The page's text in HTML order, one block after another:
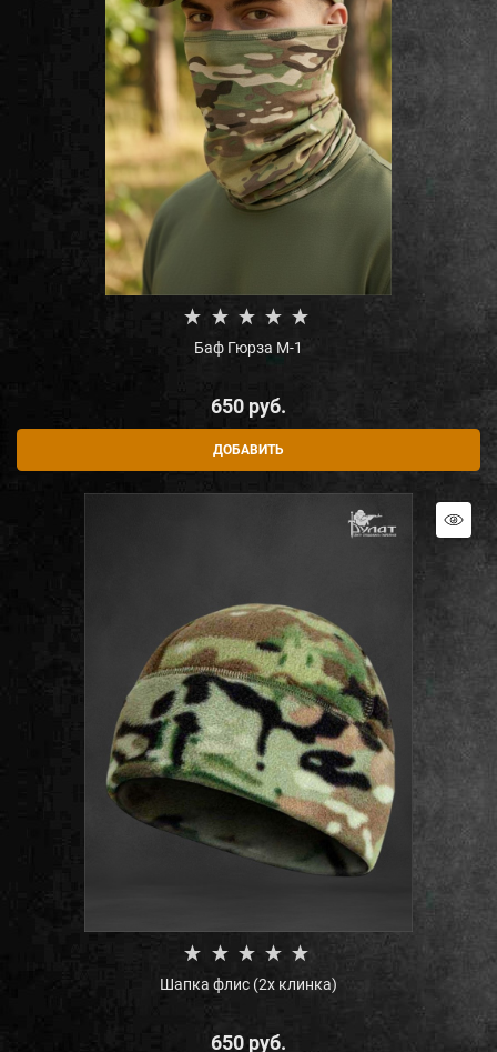
Баф Гюрза М-1
650 руб.
ДОБАВИТЬ
Шапка флис (2х клинка)
650 руб.